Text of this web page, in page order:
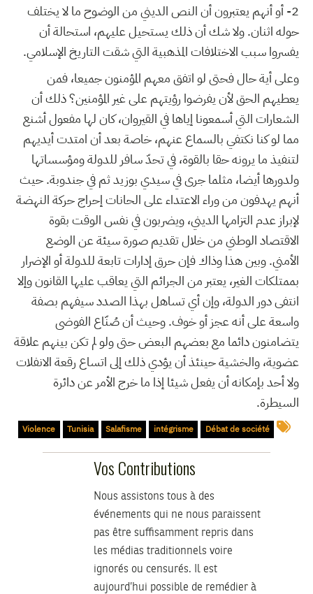
2- أو أنهم يعتبرون أن النص الديني من الوضوح ما لا يختلف
حوله اثنان. ولا شك أن ذلك يستحيل عليهم، استحالة أن
يفسروا سبب الاختلافات المذهبية التي شقت التاريخ الإسلامي.
وعلى أية حال فحتى لو اتفق معهم المؤمنون جميعا، فمن
يعطيهم الحق لأن يفرضوا رؤيتهم على غير المؤمنين؟ ذلك أن
الشعارات التي أسمعونا إياها في القيروان، كان لها مفعول أشنع
مما لو كنا نكتفي بالسماع عنهم، خاصة بعد أن امتدت أيديهم
لتنفيذ ما يرونه حقا بالقوة، في تحدّ سافر للدولة ومؤسساتها
ولدورها أيضا، مثلما جرى في سيدي بوزيد ثم في جندوبة. حيث
أنهم يهدفون من وراء الاعتداء على الحانات إحراج حركة النهضة
لإبراز عدم التزامها الديني، ويضربون في نفس الوقت بقوة
الاقتصاد الوطني من خلال تقديم صورة سيئة عن الوضع
الأمني. وبين هذا وذاك فإن حرق إدارات تابعة للدولة أو الإضرار
بممتلكات الغير، يعتبر من الجرائم التي يعاقب عليها القانون وإلا
انتفى دور الدولة، وإن أي تساهل بهذا الصدد سيفهم بصفة
واسعة على أنه عجز أو خوف. وحيث أن صُنّاع الفوضى
يتضامنون دائما مع بعضهم البعض حتى ولو لم تكن بينهم علاقة
عضوية، والخشية حينئذ أن يؤدي ذلك إلى اتساع رقعة الانفلات
ولا أحد بإمكانه أن يفعل شيئا إذا ما خرج الأمر عن دائرة
السيطرة.
Débat de société
intégrisme
Salafisme
Tunisia
Violence
Vos Contributions
Nous assistons tous à des
événements qui ne nous paraissent
pas être suffisamment repris dans
les médias traditionnels voire
ignorés ou censurés. Il est
aujourd’hui possible de remédier à